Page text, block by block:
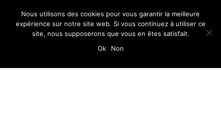
Nous utilisons des cookies pour vous garantir la meilleure
expérience sur notre site web. Si vous continuez à utiliser ce
site, nous supposerons que vous en êtes satisfait.
Ok
Non